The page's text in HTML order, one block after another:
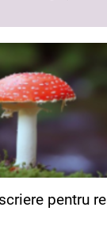
pentru